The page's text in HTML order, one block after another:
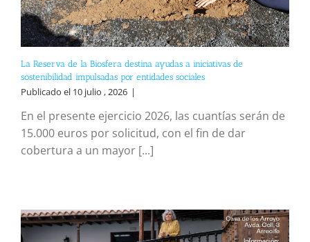
La Reserva de la Biosfera destina ayudas a iniciativas de
sostenibilidad impulsadas por entidades sociales
Publicado el 10 julio , 2026 |
En el presente ejercicio 2026, las cuantías serán de
15.000 euros por solicitud, con el fin de dar
cobertura a un mayor [...]